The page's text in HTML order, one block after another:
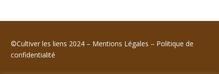
©Cultiver les liens 2024 – Mentions Légales – Politique de
confidentialité